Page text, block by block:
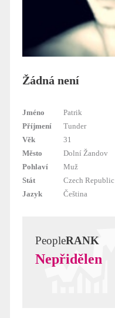
Žádná není
Jméno
Patrik
Příjmení
Tunder
Věk
31
Město
Dolní Žandov
Pohlaví
Muž
Stát
Czech Republic
Jazyk
Čeština
PeopleRANK
Nepřidělen